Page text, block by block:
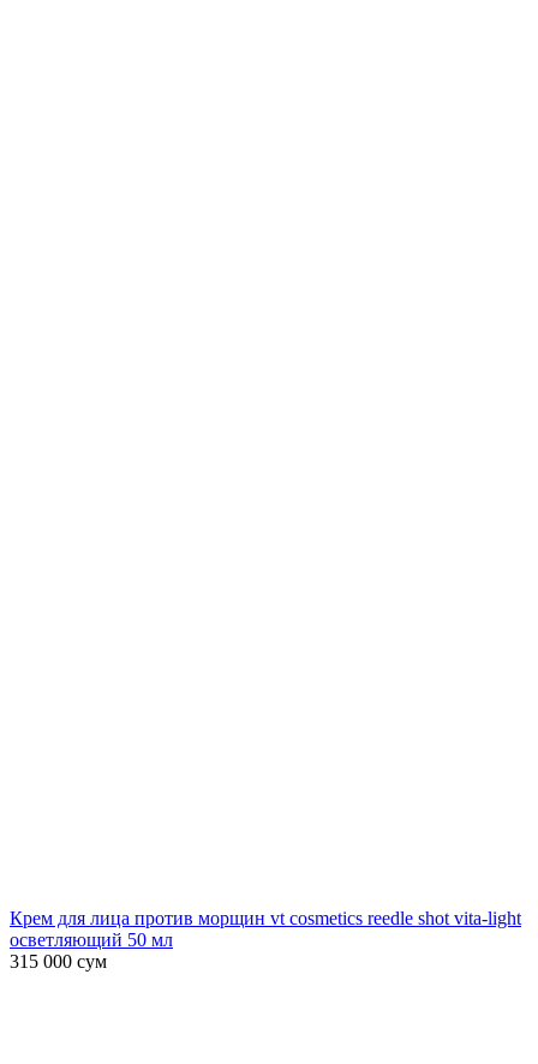
Крем для лица против морщин vt cosmetics reedle shot vita-light
осветляющий 50 мл
315 000 сум